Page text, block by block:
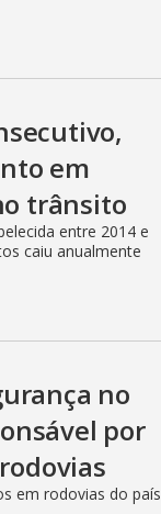
em
trânsito
entre 2014 e
caiu anualmente
no
por
em rodovias do país